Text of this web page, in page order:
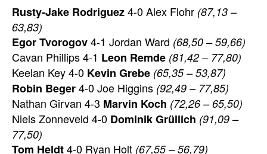
Rusty-Jake Rodriguez4-0 Alex Flohr (87,13 –
63,83)
Egor Tvorogov4-1 Jordan Ward (68,50 – 59,66)
Cavan Phillips 4-1 Leon Remde (81,42 – 77,80)
Keelan Key 4-0 Kevin Grebe (65,35 – 53,87)
Robin Beger4-0 Joe Higgins (92,49 – 77,85)
Nathan Girvan 4-3 Marvin Koch (72,26 – 65,50)
Niels Zonneveld 4-0 Dominik Grüllich (91,09 –
77,50)
Tom Heldt4-0 Ryan Holt (67,55 – 56,79)